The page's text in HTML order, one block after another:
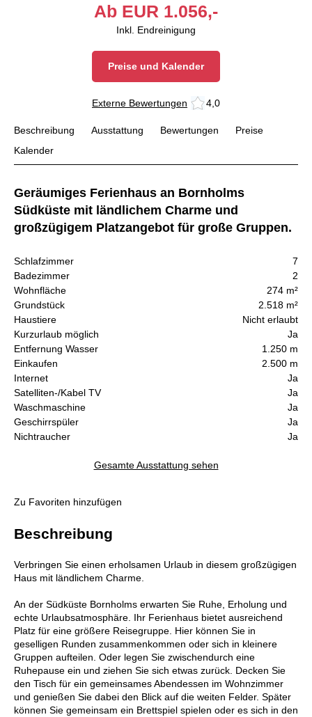
Ab EUR 1.056,-
Inkl. Endreinigung
Preise und Kalender
Externe Bewertungen 4,0
Beschreibung Ausstattung Bewertungen
Preise
Kalender
Geräumiges Ferienhaus an Bornholms
Südküste mit ländlichem Charme und
großzügigem Platzangebot für große Gruppen.
Schlafzimmer
7
Badezimmer
2
Wohnfläche
274 m²
Grundstück
2.518 m²
Haustiere
Nicht erlaubt
Kurzurlaub möglich
Ja
Entfernung Wasser
1.250 m
Einkaufen
2.500 m
Internet
Ja
Satelliten-/Kabel TV
Ja
Waschmaschine
Ja
Geschirrspüler
Ja
Nichtraucher
Ja
Gesamte Ausstattung sehen
Zu Favoriten hinzufügen
Beschreibung
Verbringen Sie einen erholsamen Urlaub in diesem großzügigen
Haus mit ländlichem Charme.
An der Südküste Bornholms erwarten Sie Ruhe, Erholung und
echte Urlaubsatmosphäre. Ihr Ferienhaus bietet ausreichend
Platz für eine größere Reisegruppe. Hier können Sie in
geselligen Runden zusammenkommen oder sich in kleinere
Gruppen aufteilen. Oder legen Sie zwischendurch eine
Ruhepause ein und ziehen Sie sich etwas zurück. Decken Sie
den Tisch für ein gemeinsames Abendessen im Wohnzimmer
und genießen Sie dabei den Blick auf die weiten Felder. Später
können Sie gemeinsam ein Brettspiel spielen oder es sich in den